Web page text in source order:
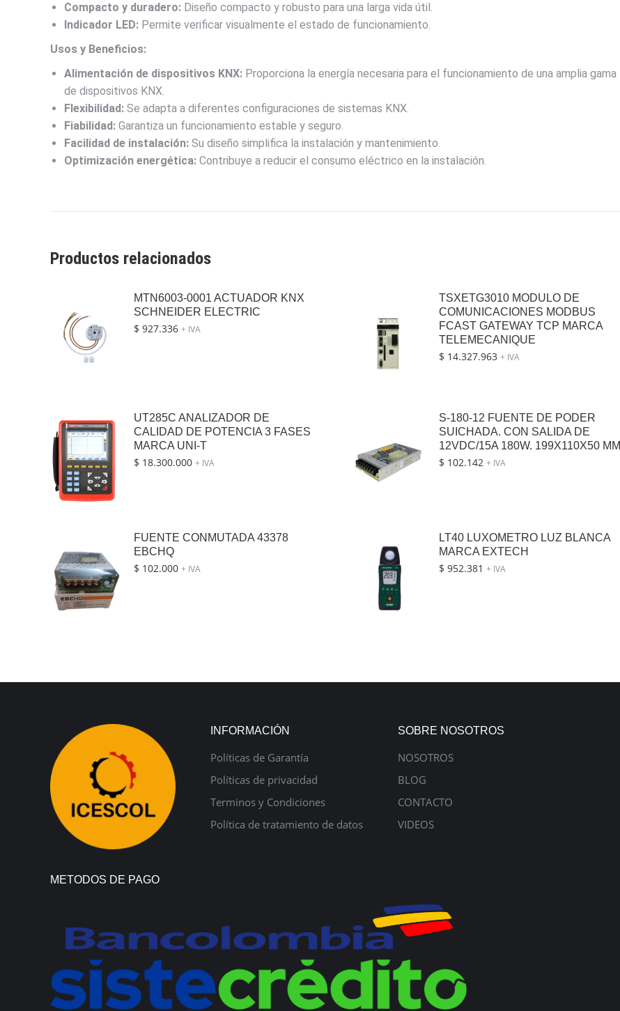
Compacto y duradero: Diseño compacto y robusto para una larga vida útil.
Indicador LED: Permite verificar visualmente el estado de funcionamiento.
Usos y Beneficios:
Alimentación de dispositivos KNX: Proporciona la energía necesaria para el funcionamiento de una amplia gama
de dispositivos KNX.
Flexibilidad: Se adapta a diferentes configuraciones de sistemas KNX.
Fiabilidad: Garantiza un funcionamiento estable y seguro.
Facilidad de instalación: Su diseño simplifica la instalación y mantenimiento.
Optimización energética: Contribuye a reducir el consumo eléctrico en la instalación.
Productos relacionados
MTN6003-0001 ACTUADOR KNX
SCHNEIDER ELECTRIC
$ 927.336 + IVA
TSXETG3010 MODULO DE
COMUNICACIONES MODBUS
FCAST GATEWAY TCP MARCA
TELEMECANIQUE
$ 14.327.963 + IVA
UT285C ANALIZADOR DE
CALIDAD DE POTENCIA 3 FASES
MARCA UNI-T
$ 18.300.000 + IVA
S-180-12 FUENTE DE PODER
SUICHADA. CON SALIDA DE
12VDC/15A 180W. 199X110X50 MM
$ 102.142 + IVA
FUENTE CONMUTADA 43378
EBCHQ
$ 102.000 + IVA
LT40 LUXOMETRO LUZ BLANCA
MARCA EXTECH
$ 952.381 + IVA
INFORMACIÓN
Políticas de Garantía
Políticas de privacidad
Terminos y Condiciones
Política de tratamiento de datos
SOBRE NOSOTROS
NOSOTROS
BLOG
CONTACTO
VIDEOS
METODOS DE PAGO